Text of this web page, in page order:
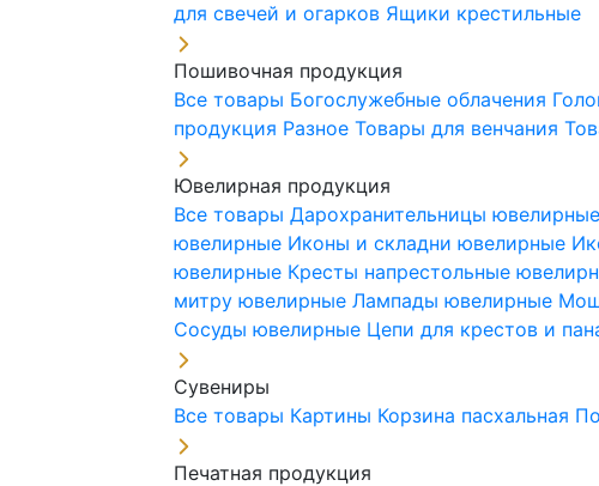
для свечей и огарков Ящики крестильные
Пошивочная продукция
Все товары Богослужебные облачения
продукция РазноеТовары для венчания
Ювелирная продукция
Все товарыДарохранительницы ювелирные
ювелирные Иконы и складни ювелирные
ювелирные Кресты напрестольные
митру ювелирныеЛампады ювелирные
Сосуды ювелирные Цепи для крестов и
Сувениры
Все товары Картины Корзина пасхальная
Печатная продукция